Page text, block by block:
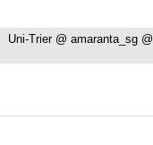
Uni-Trier @ amaranta_sg @